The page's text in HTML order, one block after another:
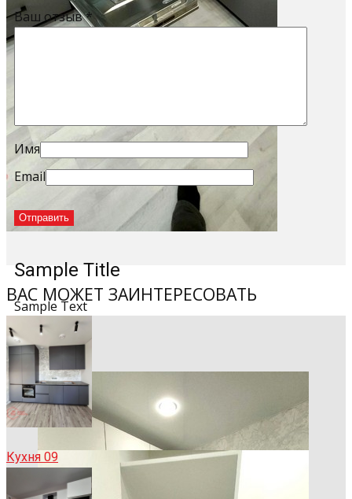
Sample Title
Sample Text
Ваш отзыв*
Имя
Email
ВАС МОЖЕТ ЗАИНТЕРЕСОВАТЬ
Кухня 09